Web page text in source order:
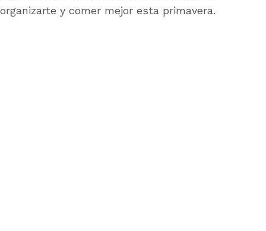
organizarte y comer mejor esta primavera.